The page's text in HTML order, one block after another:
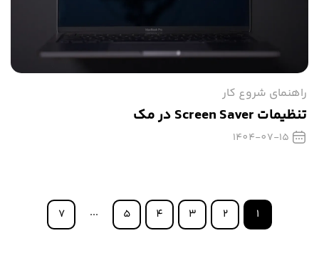
راهنمای شروع کار
تنظیمات Screen Saver در مک
1404-07-15
1
2
3
4
5
...
7